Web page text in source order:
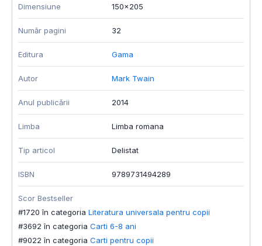
Dimensiune 150x205
Număr pagini 32
Editura Gama
Autor Mark Twain
Anul publicării 2014
Limba Limba romana
Tip articol Delistat
ISBN 9789731494289
Scor Bestseller
#1720 în categoria Literatura universala pentru copii
#3692 în categoria Carti 6-8 ani
#9022 în categoria Carti pentru copii